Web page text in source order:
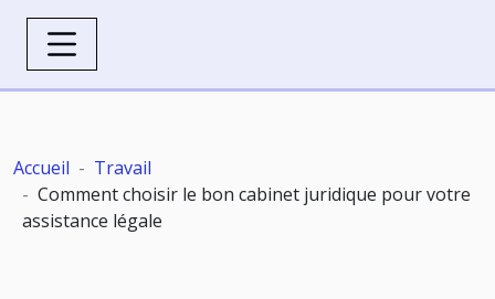
Accueil
Travail
Comment choisir le bon cabinet juridique pour votre
assistance légale